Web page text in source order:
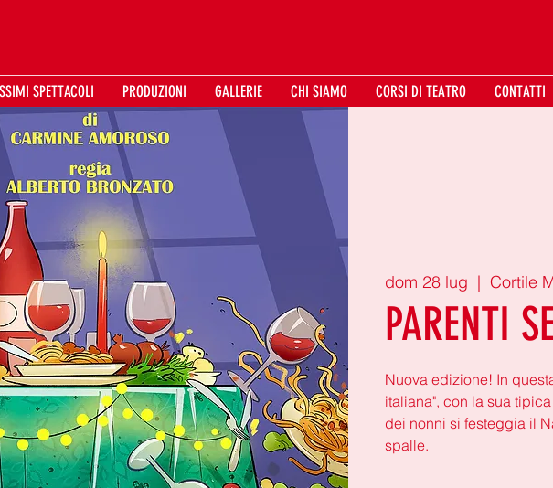
SPETTACOLI PRODUZIONI GALLERIE CHI SIAMO CORSI DI TEATRO CONTATTI
dom 28 lug
  |
Cortile
PARENTI
Nuova edizione! In
italiana", con la sua
dei nonni si festeggia il
spalle.